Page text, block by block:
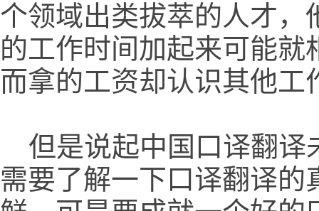
个领域出类拔萃的人才，
的工作时间加起来可能
而拿的工资却认识其他工
但是说起中国口译翻译
需要了解一下口译翻译